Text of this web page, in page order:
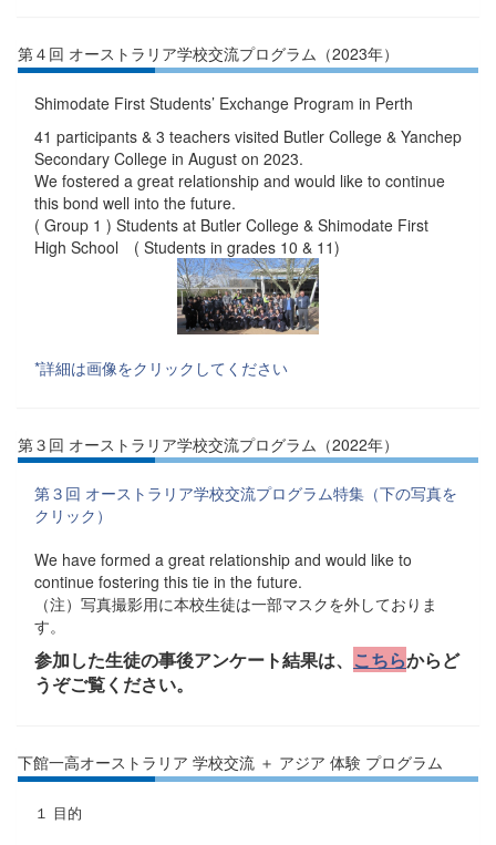
第４回 オーストラリア学校交流プログラム（2023年）
Shimodate First Students’ Exchange Program in Perth
41 participants & 3 teachers visited Butler College & Yanchep
Secondary College in August on 2023.
We fostered a great relationship and would like to continue
this bond well into the future.
( Group 1 ) Students at Butler College & Shimodate First
High School ( Students in grades 10 & 11)
*詳細は画像をクリックしてください
第３回 オーストラリア学校交流プログラム（2022年）
第３回 オーストラリア学校交流プログラム特集（下の写真を
クリック）
We have formed a great relationship and would like to
continue fostering this tie in the future.
（注）写真撮影用に本校生徒は一部マスクを外しておりま
す。
参加した生徒の事後アンケート結果は、 こちらからど
うぞご覧ください。
下館一高オーストラリア 学校交流 ＋ アジア 体験 プログラム
１ 目的